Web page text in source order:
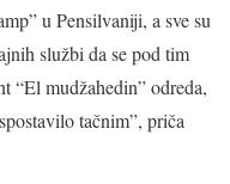
u Pensilvaniji, a sve su
službi da se pod tim
“El mudžahedin” odreda,
tačnim”, priča